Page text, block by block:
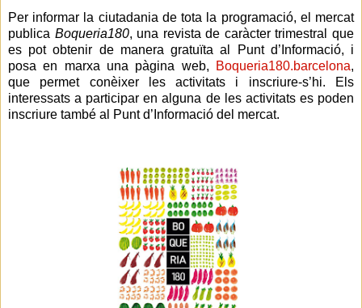
Per informar la ciutadania de tota la programació, el mercat
publica Boqueria180, una revista de caràcter trimestral que
es pot obtenir de manera gratuïta al Punt d’Informació, i
posa en marxa una pàgina web,
Boqueria180.barcelona,
que permet conèixer les activitats i inscriure-s’hi. Els
interessats a participar en alguna de les activitats es poden
inscriure també al Punt d’Informació del mercat.